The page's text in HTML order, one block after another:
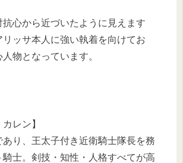
心から近づいたように見えます
リッサ本人に強い執着を向けてお
物となっています。
レン】
あり、王太子付き近衛騎士隊長を務
士。剣技・知性・人格すべてが高